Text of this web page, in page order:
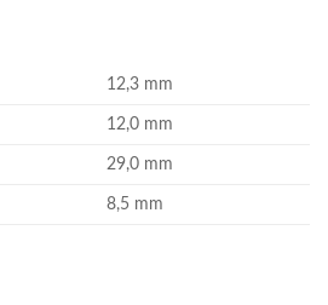
12,3 mm
12,0 mm
29,0 mm
8,5 mm